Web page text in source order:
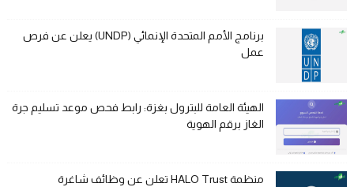
برنامج الأمم المتحدة الإنمائي (UNDP) يعلن عن فرص
عمل
الهيئة العامة للبترول بغزة: رابط فحص موعد تسليم جرة
الغاز برقم الهوية
منظمة HALO Trust تعلن عن وظائف شاغرة